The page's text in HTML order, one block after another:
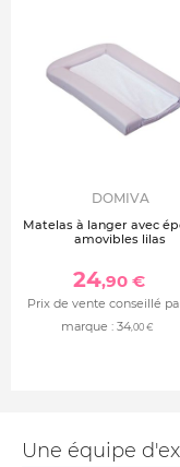
DOMIVA
Matelas à langer avec
amovibles lilas
24,90 €
Prix de vente conseillé
marque : 34,00 €
Une équipe